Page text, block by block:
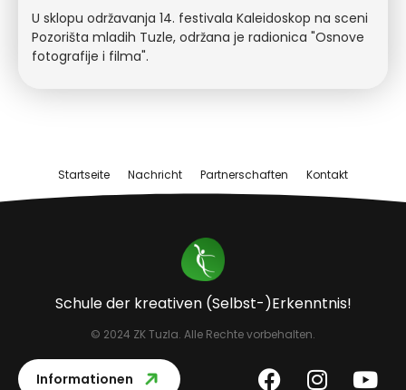
U sklopu održavanja 14. festivala Kaleidoskop na sceni
Pozorišta mladih Tuzle, održana je radionica "Osnove
fotografije i filma".
Startseite Nachricht Partnerschaften Kontakt
Schule der kreativen (Selbst-)Erkenntnis!
© 2024 ZK Tuzla. Alle Rechte vorbehalten.
Informationen